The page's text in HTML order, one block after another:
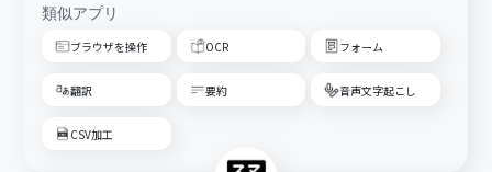
類似アプリ
ブラウザを操作 OCR フォーム
翻訳 要約 音声文字起こし
CSV加工